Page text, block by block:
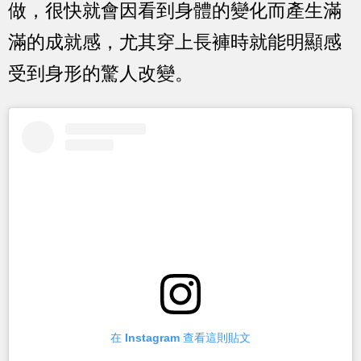
做，很快就會因看到身體的變化而產生滿
滿的成就感，尤其穿上長褲時就能明顯感
受到身形的驚人改變。
在 Instagram 查看這則貼文